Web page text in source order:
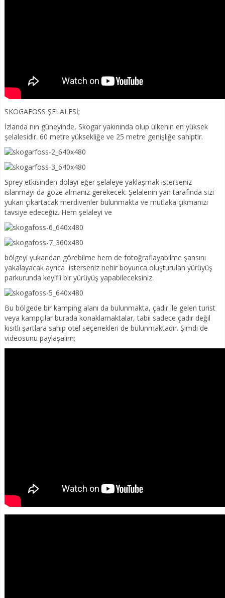
SKOGAFOSS ŞELALESİ;
İzlanda nın güneyinde, Skogar yakınında olup ülkenin en yüksek
şelalesidir. 60 metre yüksekliğe ve 25 metre genişliğe sahiptir.
Sprey etkisinden dolayı eğer şelaleye yaklaşmak isterseniz
ıslanmayı da göze almanız gerekecek. Şelalenin yan tarafında sizi
yukarı çıkartacak merdivenler bulunmakta ve mutlaka çıkmanızı
tavsiye edeceğiz. Hem şelaleyi ve
bölgeyi yukarıdan görebilme hem de fotoğraflayabilme şansını
yakalayacak ayrıca isterseniz nehir boyunca oluşturulan yürüyüş
parkurunda keyifli bir yürüyüş yapabileceksiniz.
Bu bölgede bir kamping alanı da bulunmakta, çadır ile gelen turist
veya kampçılar burada konaklamaktalar, tabii sadece çadır değil
kısıtlı şartlara sahip otel seçenekleri de bulunmaktadır. Şimdi de
videosunu paylaşalım;